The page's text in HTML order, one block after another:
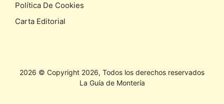
Política De Cookies
Carta Editorial
2026 © Copyright 2026, Todos los derechos reservados
La Guía de Montería